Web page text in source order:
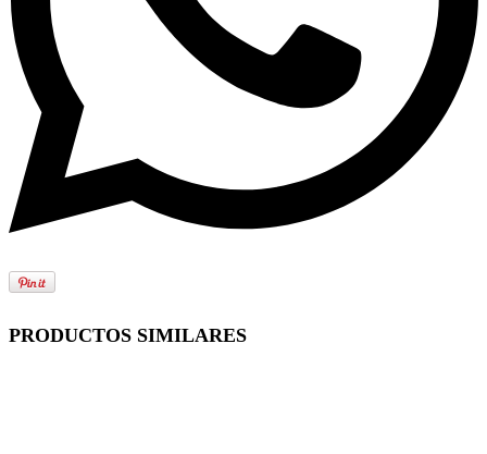
PRODUCTOS SIMILARES